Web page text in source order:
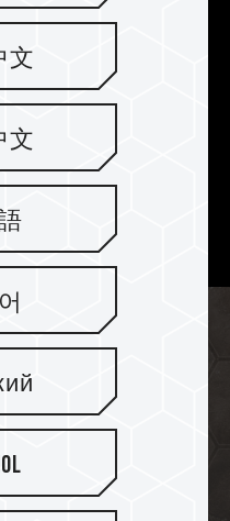
que
de escritorio
aleación de aluminio
CNC de alta
sólida y estable
para reducir el
hace que el P32
文
文